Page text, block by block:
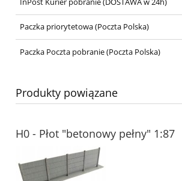
Paczka priorytetowa(Poczta Polska)
Paczka Poczta pobranie(Poczta Polska)
Produkty powiązane
H0 - Płot "betonowy pełny" 1:87